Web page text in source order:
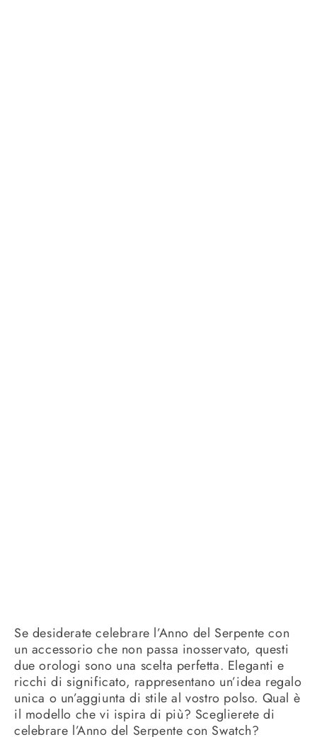
Se desiderate celebrare l’Anno del Serpente con
un accessorio che non passa inosservato, questi
due orologi sono una scelta perfetta. Eleganti e
ricchi di significato, rappresentano un’idea regalo
unica o un’aggiunta di stile al vostro polso. Qual è
il modello che vi ispira di più? Sceglierete di
celebrare l’Anno del Serpente con Swatch?